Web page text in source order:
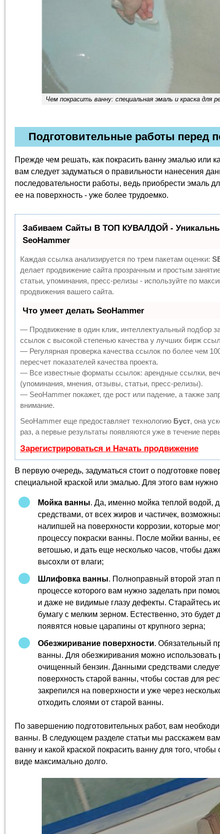
Чем покрасить ванну: специальная эмаль и краска для
Подготовительные работы перед
Прежде чем решать, как покрасить ванну эмалью или
вам следует задуматься о правильности нанесения
последовательности работы, ведь приобрести эмаль
ее на поверхность - уже более трудоемко.
Забиваем Сайты В ТОП КУВАЛДОЙ -
SeoHammer
Каждая ссылка анализируется по трем пакетам оценки:
делает продвижение сайта прозрачным и простым
статьи, упоминания, пресс-релизы - используйте по
продвижения вашего сайта.
Что умеет делать SeoHammer
— Продвижение в один клик, интеллектуальный подбор
ссылок с высокой степенью качества у лучших бирж
— Регулярная проверка качества ссылок по более чем
пересчет показателей качества проекта.
— Все известные форматы ссылок: арендные ссылки,
(упоминания, мнения, отзывы, статьи, пресс-релизы).
— SeoHammer покажет, где рост или падение, а также
внимание.
SeoHammer еще предоставляет технологию Буст, она
раз, а первые результаты появляются уже в течение
Зарегистрироваться и Начать продвижение
В первую очередь, задуматься стоит о подготовке
специальной краской или эмалью. Для этого вам нужно
Мойка ванны. Да, именно мойка теплой
средствами, от всех жиров и частичек,
налипшей на поверхности коррозии, которые
процессу покраски ванны. После мойки ванны,
ветошью, и дать еще несколько часов, чтобы
высохли от влаги;
Шлифовка ванны. Полноправный второй этап
процессе которого вам нужно заделать при
и даже не видимые глазу дефекты. Старайтесь
бумагу с мелким зерном. Естественно, это будет
появятся новые царапины от крупного зерна;
Обезжиривание поверхности. Обязательный
ванны. Для обезжиривания можно использовать
очищенный бензин. Данными средствами
поверхность старой ванны, чтобы состав для
закрепился на поверхности и уже через
отходить слоями от старой ванны.
По завершению подготовительных работ, вам
ванны. В следующем разделе статьи мы расскажем
ванну и какой краской покрасить ванну для того,
виде максимально долго.